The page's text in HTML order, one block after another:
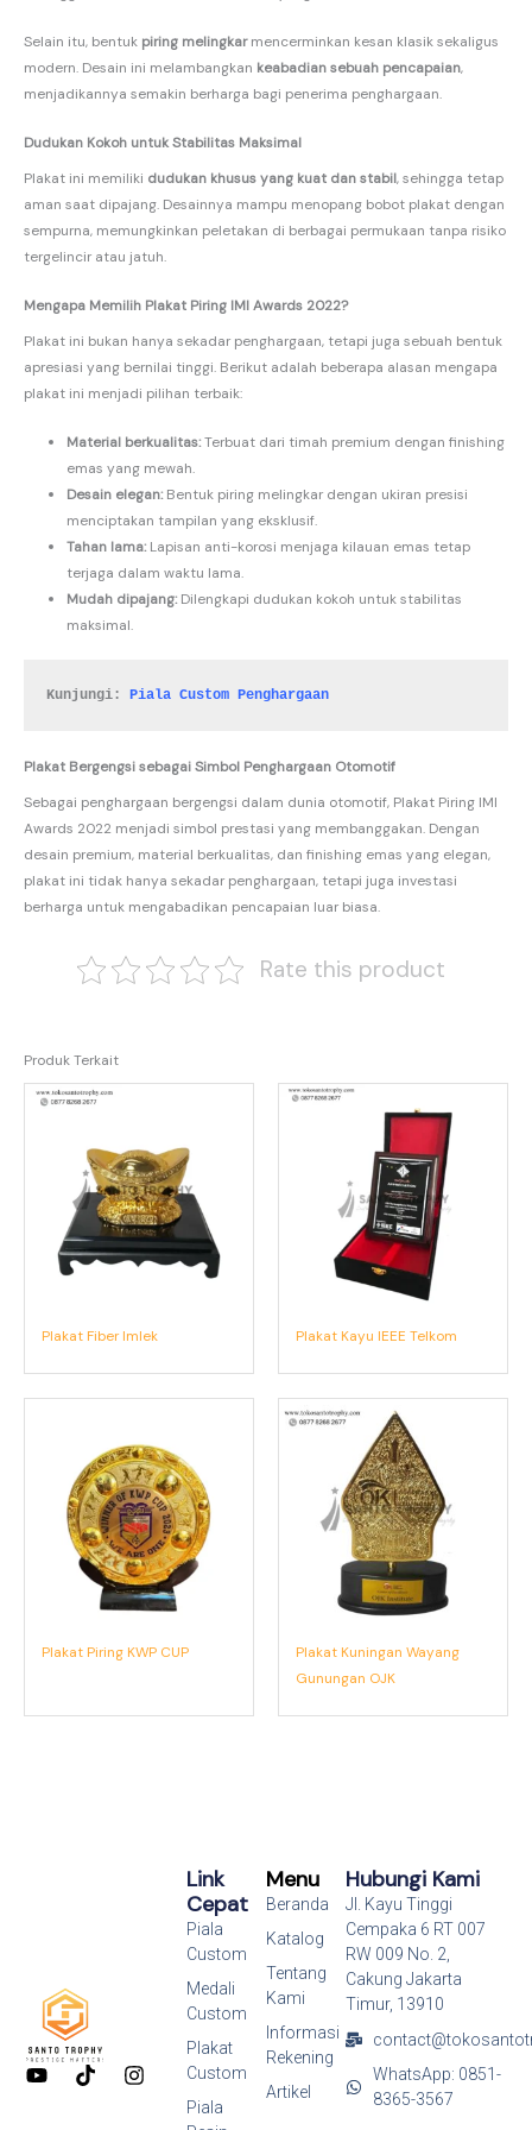
Selain itu, bentuk piring melingkarmencerminkan kesan klasik sekaligus
modern. Desain ini melambangkan keabadian sebuah pencapaian,
menjadikannya semakin berharga bagi penerima penghargaan.
Dudukan Kokoh untuk Stabilitas Maksimal
Plakat ini memiliki dudukan khusus yang kuat dan stabil, sehingga tetap
aman saat dipajang. Desainnya mampu menopang bobot plakat dengan
sempurna, memungkinkan peletakan di berbagai permukaan tanpa risiko
tergelincir atau jatuh.
Mengapa Memilih Plakat Piring IMI Awards 2022?
Plakat ini bukan hanya sekadar penghargaan, tetapi juga sebuah bentuk
apresiasi yang bernilai tinggi. Berikut adalah beberapa alasan mengapa
plakat ini menjadi pilihan terbaik:
Material berkualitas:Terbuat dari timah premium dengan finishing
emas yang mewah.
Desain elegan:Bentuk piring melingkar dengan ukiran presisi
menciptakan tampilan yang eksklusif.
Tahan lama:Lapisan anti-korosi menjaga kilauan emas tetap
terjaga dalam waktu lama.
Mudah dipajang:Dilengkapi dudukan kokoh untuk stabilitas
maksimal.
Kunjungi: Piala Custom Penghargaan
Plakat Bergengsi sebagai Simbol Penghargaan Otomotif
Sebagai penghargaan bergengsi dalam dunia otomotif, Plakat Piring IMI
Awards 2022 menjadi simbol prestasi yang membanggakan. Dengan
desain premium, material berkualitas, dan finishing emas yang elegan,
plakat ini tidak hanya sekadar penghargaan, tetapi juga investasi
berharga untuk mengabadikan pencapaian luar biasa.
Rate this product
Produk Terkait
Plakat Fiber Imlek Plakat Kayu IEEE Telkom
Plakat Piring KWP CUP
Plakat Kuningan Wayang
Gunungan OJK
Y T
i
I
Menu
Beranda
Katalog
Tentang
Kami
Informasi
Rekening
Artikel
Link
Cepat
Piala
Custom
Medali
Custom
Plakat
Custom
Piala
Hubungi Kami
Jl. Kayu Tinggi
Cempaka 6 RT 007
RW 009 No. 2,
Cakung Jakarta
Timur, 13910
WhatsApp: 0851-
8365-3567